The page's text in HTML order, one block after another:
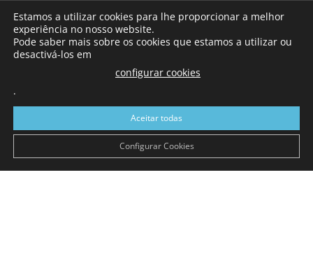
SOBRE NÓS
Com sede nas Caldas da Rainha e mais de 90 anos de
a sul de distrito de Leiria, com mais de 40.000 leitores por
toda a região Oeste. Jornal com distribuição em Portugal
Continental e assinatura online.
Estamos a utilizar cookies para lhe proporcionar a melhor
experiência no nosso website.
Pode saber mais sobre os cookies que estamos a utilizar ou
desactivá-los em
configurar cookies
.
Aceitar todas
Configurar Cookies